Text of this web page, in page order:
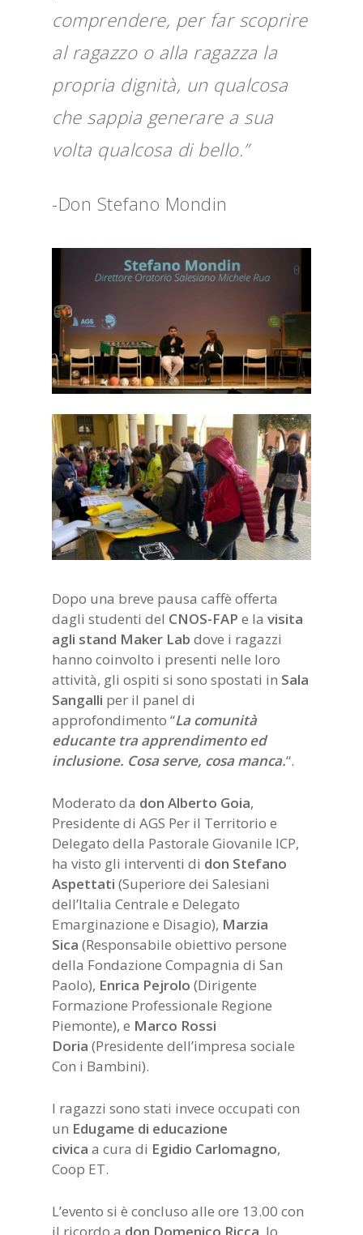
comprendere, per far scoprire
al ragazzo o alla ragazza la
propria dignità, un qualcosa
che sappia generare a sua
volta qualcosa di bello.”
-Don Stefano Mondin
Dopo una breve pausa caffè offerta
dagli studenti del CNOS-FAP e lavisita
agli stand Maker Labdove i ragazzi
hanno coinvolto i presenti nelle loro
attività, gli ospiti si sono spostati in Sala
Sangalli per il panel di
approfondimento “La comunità
educante tra apprendimento ed
inclusione. Cosa serve, cosa manca.“.
Moderato da don Alberto Goia,
Presidente di AGS Per il Territorio e
Delegato della Pastorale Giovanile ICP,
ha visto gli interventi di don Stefano
Aspettati (Superiore dei Salesiani
dell’Italia Centrale e Delegato
Emarginazione e Disagio), Marzia
Sica(Responsabile obiettivo persone
della Fondazione Compagnia di San
Paolo), Enrica Pejrolo(Dirigente
Formazione Professionale Regione
Piemonte), e Marco Rossi
Doria(Presidente dell’impresa sociale
Con i Bambini).
I ragazzi sono stati invece occupati con
un Edugame di educazione
civica a cura di Egidio Carlomagno,
Coop ET.
L’evento si è concluso alle ore 13.00 con
il ricordo a don Domenico Ricca , lo